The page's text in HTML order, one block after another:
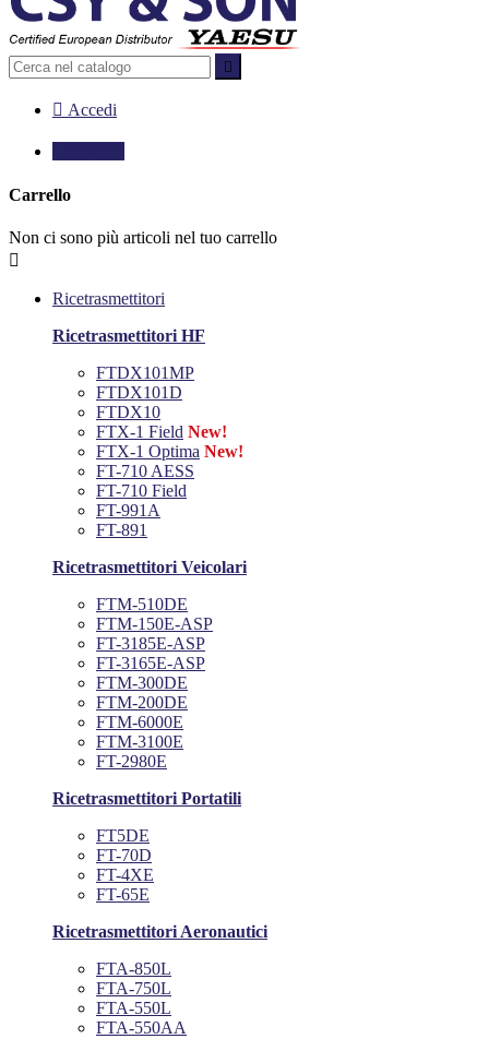

 Accedi
Carrello
Non ci sono più articoli nel tuo carrello

Ricetrasmettitori
Ricetrasmettitori HF
FTDX101MP
FTDX101D
FTDX10
FTX-1 Field New!
FTX-1 Optima New!
FT-710 AESS
FT-710 Field
FT-991A
FT-891
Ricetrasmettitori Veicolari
FTM-510DE
FTM-150E-ASP
FT-3185E-ASP
FT-3165E-ASP
FTM-300DE
FTM-200DE
FTM-6000E
FTM-3100E
FT-2980E
Ricetrasmettitori Portatili
FT5DE
FT-70D
FT-4XE
FT-65E
Ricetrasmettitori Aeronautici
FTA-850L
FTA-750L
FTA-550L
FTA-550AA